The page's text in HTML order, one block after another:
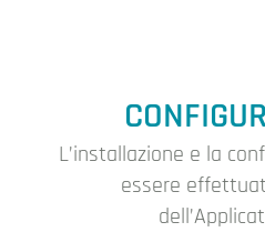
L’installazione e la
essere